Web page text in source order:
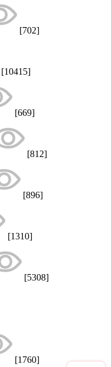
[702]
[10415]
[669]
[812]
[896]
[1310]
[5308]
[1760]